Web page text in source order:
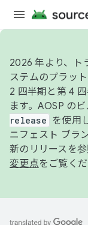
2026 年より、ト
ステムのプラッ
2 四半期と第 4
ます。AOSP の
release
を使用
ニフェスト ブラ
新のリリースを
変更点をご覧くだ